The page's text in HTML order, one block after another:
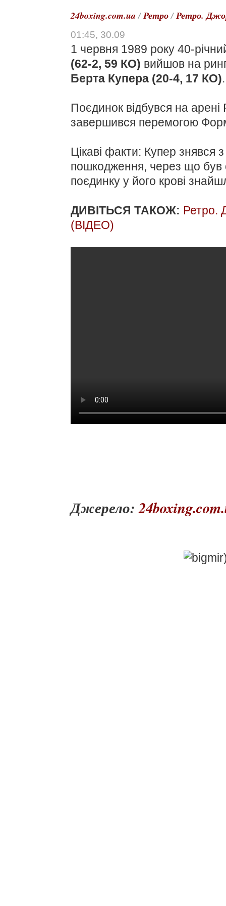
24boxing.com.ua /Ретро/Ретро.
01:45, 30.09
1 червня 1989 року 40-
(62-2, 59 КО) вийшов на
Берта Купера (20-4, 17 КО).
Поєдинок відбувся на
завершився перемогою
Цікаві факти: Купер знявся
пошкодження, через що був
поєдинку у його крові
ДИВІТЬСЯ ТАКОЖ: Ретро.
(ВІДЕО)
Джерело: